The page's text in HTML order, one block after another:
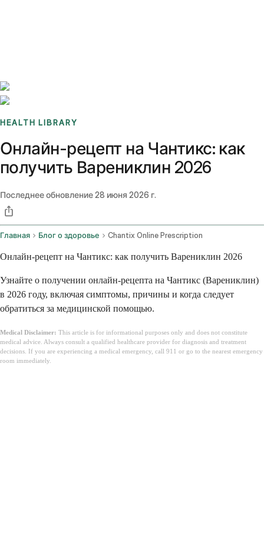
HEALTH LIBRARY
Онлайн-рецепт на Чантикс: как
получить Варениклин 2026
Последнее обновление28 июня 2026 г.
Главная Блог о здоровье Chantix Online Prescription
Онлайн-рецепт на Чантикс: как получить Варениклин 2026
Узнайте о получении онлайн-рецепта на Чантикс (Варениклин)
в 2026 году, включая симптомы, причины и когда следует
обратиться за медицинской помощью.
Medical Disclaimer: This article is for informational purposes only and does not constitute
medical advice. Always consult a qualified healthcare provider for diagnosis and treatment
decisions. If you are experiencing a medical emergency, call 911 or go to the nearest emergency
room immediately.